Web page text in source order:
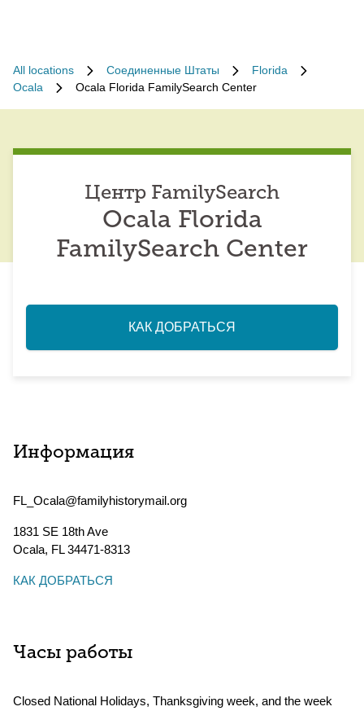
All locations Соединенные Штаты
Florida
Ocala
Ocala Florida FamilySearch Center
Центр FamilySearch
Ocala Florida
FamilySearch Center
КАК ДОБРАТЬСЯ
Информация
FL_Ocala@familyhistorymail.org
1831 SE 18th Ave
Ocala, FL34471-8313
КАК ДОБРАТЬСЯ
Часы работы
Closed National Holidays, Thanksgiving week, and the week